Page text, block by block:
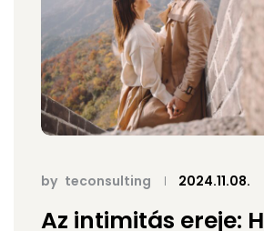
by teconsulting 2024.11.08.
Az intimitás ereje: